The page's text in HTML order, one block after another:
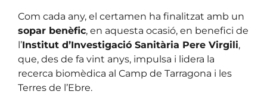
Com cada any, el certamen ha finalitzat amb un
sopar benèfic, en aquesta ocasió, en benefici de
l’Institut d’Investigació Sanitària Pere Virgili,
que, des de fa vint anys, impulsa i lidera la
recerca biomèdica al Camp de Tarragona i les
Terres de l’Ebre.